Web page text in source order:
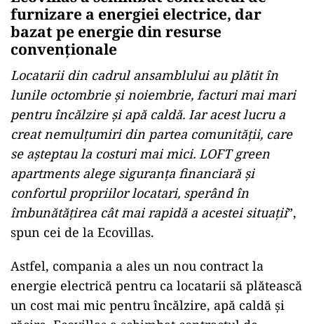
furnizare a energiei electrice, dar
bazat pe energie din resurse
convenționale
Locatarii din cadrul ansamblului au plătit în
lunile octombrie și noiembrie, facturi mai mari
pentru încălzire și apă caldă. Iar acest lucru a
creat nemulțumiri din partea comunității, care
se așteptau la costuri mai mici. LOFT green
apartments alege siguranța financiară și
confortul propriilor locatari, sperând în
îmbunătățirea cât mai rapidă a acestei situații”,
spun cei de la Ecovillas.
Astfel, compania a ales un nou contract la
energie electrică pentru ca locatarii să plătească
un cost mai mic pentru încălzire, apă caldă și